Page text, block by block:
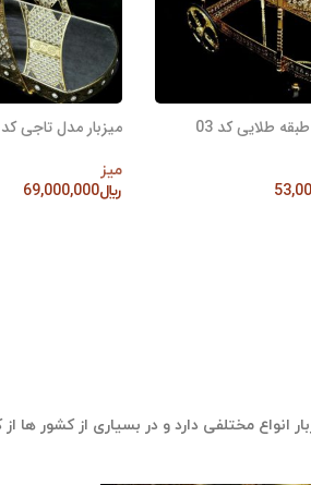
طلایی کد 03 میزبار مدل تاجی کد 02
میز
﷼69,000,000
مختلفی دارد و در بسیاری از کشور ها از